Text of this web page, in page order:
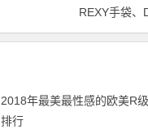
REXY手袋、
李袋… 保证
2018年最美最性感的欧美R
排行